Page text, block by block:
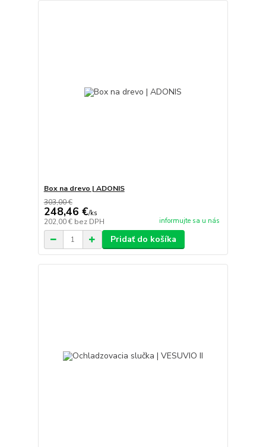
Box na drevo | ADONIS
303,00 €
248,46 €/ks
202,00 € bez DPH informujte sa u nás
Pridať do košíka